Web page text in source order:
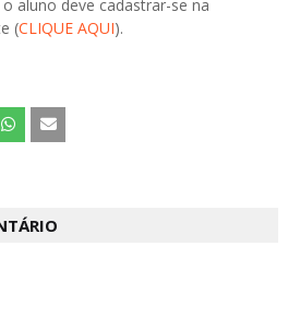
aluno deve cadastrar-se na
(CLIQUE AQUI).